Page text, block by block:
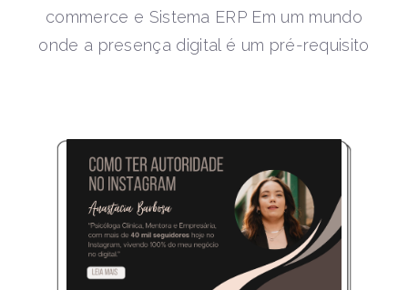
commerce e Sistema ERP Em um mundo
onde a presença digital é um pré-requisito